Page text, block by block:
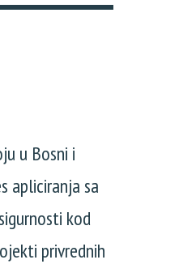
u Bosni i
apliciranja sa
kod
privrednih